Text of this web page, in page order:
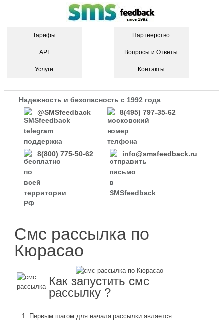
Тарифы
API
Услуги
Партнерство
Вопросы и Ответы
Контакты
Надежность и безопасность с 1992 года
@SMSfeedback
8(495) 797-35-62
8(800) 775-50-62 info@smsfeedback.ru
Смс рассылка по
Кюрасао
Как запустить смс
рассылку ?
Первым шагом для начала рассылки является